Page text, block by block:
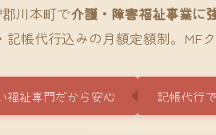
川本町で介護・障害福祉事業に
記帳代行込みの月額定額制。MF
福祉専門だから安心 記帳代行